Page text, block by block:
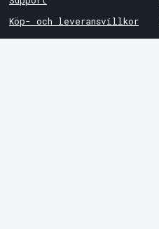
Köp- och leveransvillkor
Integritetspolicy